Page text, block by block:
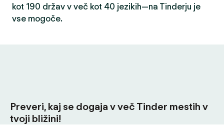
kot 190 držav v več kot 40 jezikih—na Tinderju je
vse mogoče.
Preveri, kaj se dogaja v več Tinder mestih v
tvoji bližini!